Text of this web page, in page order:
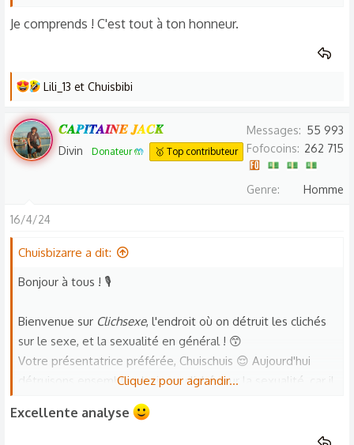
Je comprends ! C'est tout à ton honneur.
L
s
r
é
t
o
s
Lili_13 et Chuisbibi
𝑪𝑨𝑷𝑰𝑻𝑨𝑰𝑵𝑬 𝑱𝑨𝑪𝑲
Divin Donateur 🤲 🥇 Top contributeur
Messages
55 993
Fofocoins
262 715
Genre Homme
16/4/24
Chuisbizarre a dit:
Bonjour à tous ! 🎙️
Bienvenue sur Clichsexe, l'endroit où on détruit les clichés
sur le sexe, et la sexualité en général ! 😙
Votre présentatrice préférée, Chuischuis 😌 Aujourd'hui
détruisons ensemble plusieurs clichés sur la sexualité, car il
y en a marre de vivre enfermé dans une unique et
intangible façon de pensée 😉
Cliquez pour agrandir...
Excellente analyse